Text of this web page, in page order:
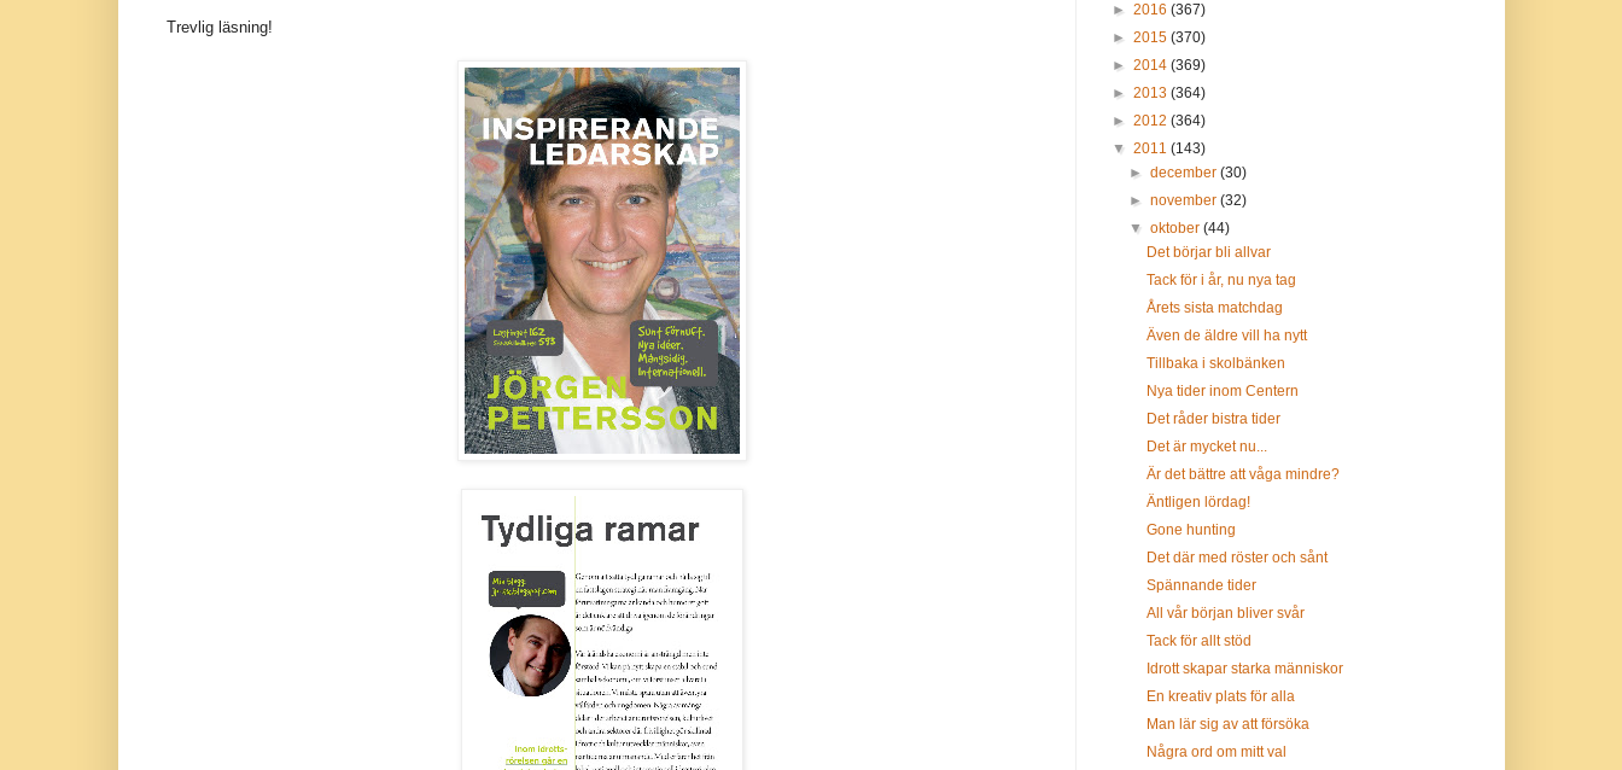
Trevlig läsning!
► 2016 (367)
► 2015 (370)
► 2014 (369)
► 2013 (364)
► 2012 (364)
▼ 2011 (143)
► december (30)
► november (32)
▼ oktober (44)
Det börjar bli allvar
Tack för i år, nu nya tag
Årets sista matchdag
Även de äldre vill ha nytt
Tillbaka i skolbänken
Nya tider inom Centern
Det råder bistra tider
Det är mycket nu...
Är det bättre att våga mindre?
Äntligen lördag!
Gone hunting
Det där med röster och sånt
Spännande tider
All vår början bliver svår
Tack för allt stöd
Idrott skapar starka människor
En kreativ plats för alla
Man lär sig av att försöka
Några ord om mitt val